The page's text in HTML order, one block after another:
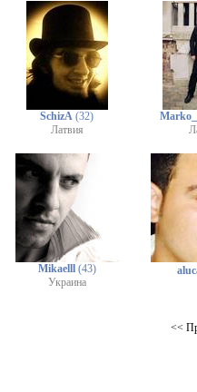
SchizA (32)
Латвия
Mikaelll (43)
Украина
<<